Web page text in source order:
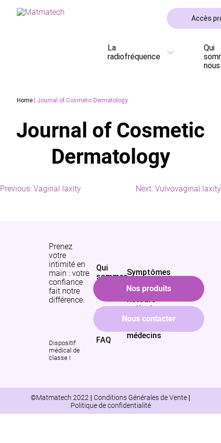
Accès
La
radiofréquence
Qui
Home| Journal of Cosmetic Dermatology
Journal of Cosmetic
Dermatology
Navigation
Previous: Vaginal laxity Next: Vulvovaginal laxity
Prenez
votre
intimité en
main : votre
confiance
fait notre
différence.
Facebook
Dispositif
médical de
classe I
Qui
sommes-
?
La
radiofréquence
FAQ
Symptômes
Retours
patientes
médecins
Nos produits
Nous contacter
©Matmatech 2022 | Conditions Générales de Vente |
Politique de confidentialité